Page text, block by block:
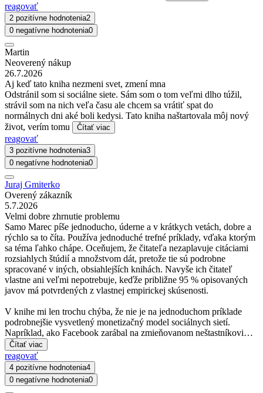
reagovať
2 pozitívne hodnotenia2
0 negatívne hodnotenia0
Martin
Neoverený nákup
26.7.2026
Aj keď tato kniha nezmeni svet, zmení mna
Odstránil som si sociálne siete. Sám som o tom veľmi dlho túžil,
strávil som na nich veľa času ale chcem sa vrátiť spat do
normálnych dni aké boli kedysi. Tato kniha naštartovala môj nový
život, verím tomu
Čítať viac
reagovať
3 pozitívne hodnotenia3
0 negatívne hodnotenia0
Juraj Gmiterko
Overený zákazník
5.7.2026
Velmi dobre zhrnutie problemu
Samo Marec píše jednoducho, úderne a v krátkych vetách, dobre a
rýchlo sa to číta. Používa jednoduché trefné príklady, vďaka ktorým
sa téma ľahko chápe. Oceňujem, že čitateľa nezaplavuje citáciami
rozsiahlych štúdií a množstvom dát, pretože tie sú podrobne
spracované v iných, obsiahlejších knihách. Navyše ich čitateľ
vlastne ani veľmi nepotrebuje, keďže približne 95 % opisovaných
javov má potvrdených z vlastnej empirickej skúsenosti.
V knihe mi len trochu chýba, že nie je na jednoduchom príklade
podrobnejšie vysvetlený monetizačný model sociálnych sietí.
Napríklad, ako Facebook zarábal na zmieňovanom neštastníkovi…
Čítať viac
reagovať
4 pozitívne hodnotenia4
0 negatívne hodnotenia0